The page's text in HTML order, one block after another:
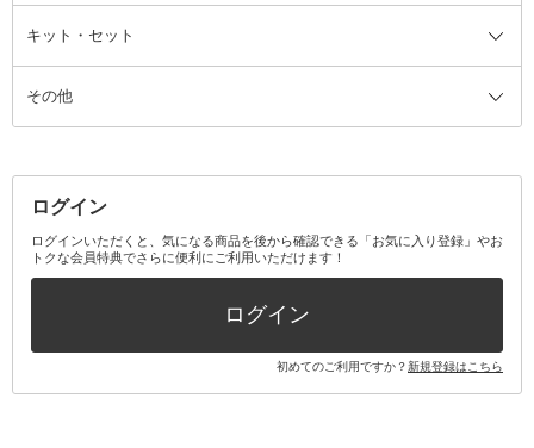
ファンデーション・パウダーケー
ス
ミラー・鏡
アロマキャンドル
消臭剤・芳香剤
その他美容家電
レッグウェア
オーラルケア全て
歯ブラシ
その他オーラルケア
キット・セット
キット・セット全て
ボディケアキット
その他キット・セット
その他
ログイン
ログインいただくと、気になる商品を後から確認できる「お気に入り登録」やお
トクな会員特典でさらに便利にご利用いただけます！
ログイン
初めてのご利用ですか？新規登録はこちら